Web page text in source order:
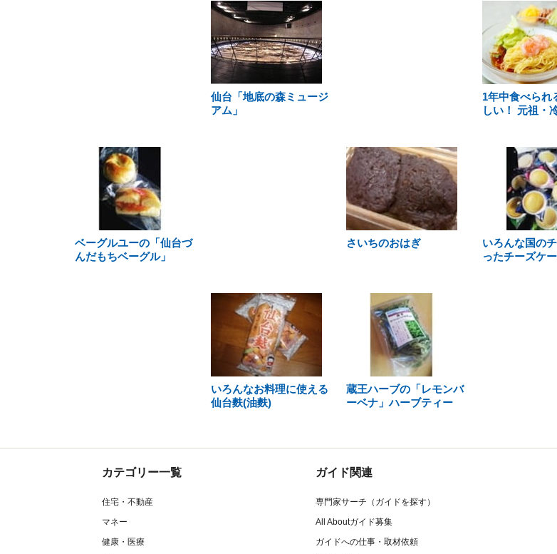
仙台「地底の森ミュージ
アム」
1年中食べられ
しい！ 元祖・
ベーグルユーの「仙台づ
んだもちベーグル」
さいちのおはぎ
いろんな国の
ったチーズケ
いろんなお料理に使える
仙台麩(油麩)
蔵王ハーブの「レモンバ
ーベナ」ハーブティー
カテゴリー一覧
住宅・不動産
マネー
健康・医療
ガイド関連
専門家サーチ（ガイドを探す）
All Aboutガイド募集
ガイドへの仕事・取材依頼